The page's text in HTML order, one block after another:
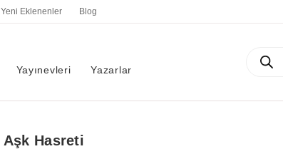
Yeni Eklenenler Blog
Yayınevleri Yazarlar
search
Aşk Hasreti
Aşk